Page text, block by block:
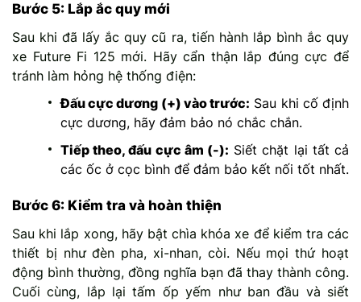
Bước 5: Lắp ắc quy mới
Sau khi đã lấy ắc quy cũ ra, tiến hành lắp bình ắc quy
xe Future Fi 125 mới. Hãy cẩn thận lắp đúng cực để
tránh làm hỏng hệ thống điện:
Đấu cực dương (+) vào trước: Sau khi cố định
cực dương, hãy đảm bảo nó chắc chắn.
Tiếp theo, đấu cực âm (-): Siết chặt lại tất cả
các ốc ở cọc bình để đảm bảo kết nối tốt nhất.
Bước 6: Kiểm tra và hoàn thiện
Sau khi lắp xong, hãy bật chìa khóa xe để kiểm tra các
thiết bị như đèn pha, xi-nhan, còi. Nếu mọi thứ hoạt
động bình thường, đồng nghĩa bạn đã thay thành công.
Cuối cùng, lắp lại tấm ốp yếm như ban đầu và siết